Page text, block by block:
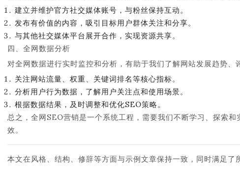
建立并维护官方社交媒体账号，与粉丝保持互动。
发布有价值的内容，吸引目标用户群体关注和分享。
与其他社交媒体平台展开合作，实现资源共享。
四、全网数据分析
对全网数据进行实时监控和分析，有助于我们了解网站发展趋势
关注网站流量、权重、关键词排名等核心指标。
分析用户行为数据，了解用户关注点和使用场景。
根据数据结果，及时调整和优化SEO策略。
总之，全网SEO营销是一个系统工程，需要我们不断学习、探索
效。
本文在风格、结构、修辞等方面与示例文章保持一致，同时满足了